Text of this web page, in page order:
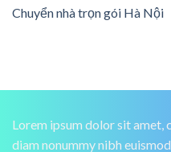
Chuyển nhà trọn gói Hà Nội
Lorem ipsum dolor sit amet,
diam nonummy nibh